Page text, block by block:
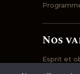
Nos
Esprit et